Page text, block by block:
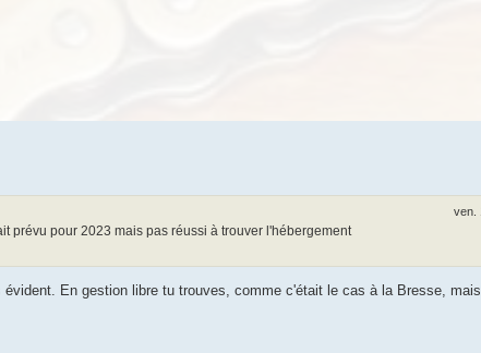
ven.
prévu pour 2023 mais pas réussi à trouver l'hébergement
En gestion libre tu trouves, comme c'était le cas à la Bresse,